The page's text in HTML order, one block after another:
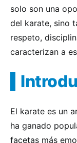
solo son una
del karate, sino
respeto,
caracterizan a
El karate es un
ha ganado
facetas más